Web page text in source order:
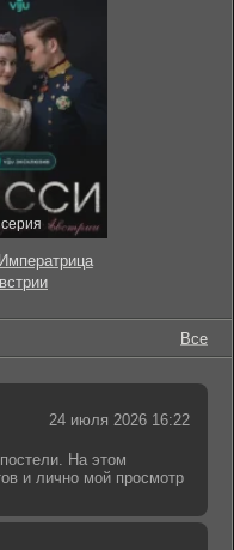
Все
24 июля 2026 16:22
На этом
и лично мой просмотр